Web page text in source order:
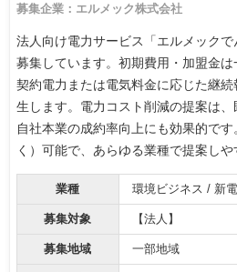
募集企業：エルメック株式会社
法人向け電力サービス「エルメック
募集しています。初期費用・加盟金
契約電力または電気料金に応じた継
生します。電力コスト削減の提案は
自社本業の成約率向上にも効果的で
く）可能で、あらゆる業種で提案しや
業種 環境ビジネス / 新
募集対象 【法人】
募集地域 一部地域